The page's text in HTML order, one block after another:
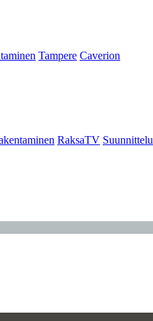
Tampere Caverion
RaksaTV Suunnittelu